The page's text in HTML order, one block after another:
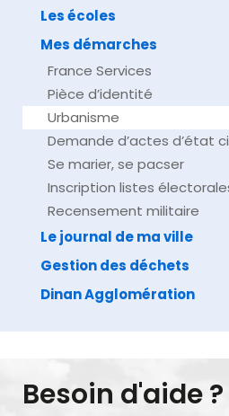
Les écoles
Mes démarches
France Services
Pièce d’identité
Urbanisme
Demande d’actes d’état
Se marier, se pacser
Inscription listes
Recensement militaire
Le journal de ma ville
Gestion des déchets
Dinan Agglomération
Besoin d'aide ?